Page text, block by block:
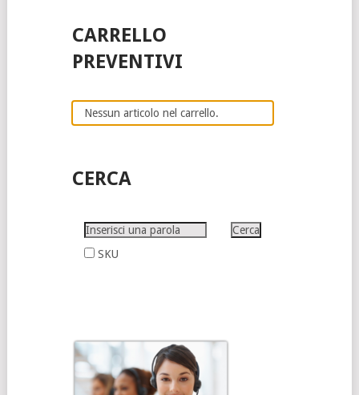
CARRELLO
PREVENTIVI
Nessun articolo nel carrello.
CERCA
SKU